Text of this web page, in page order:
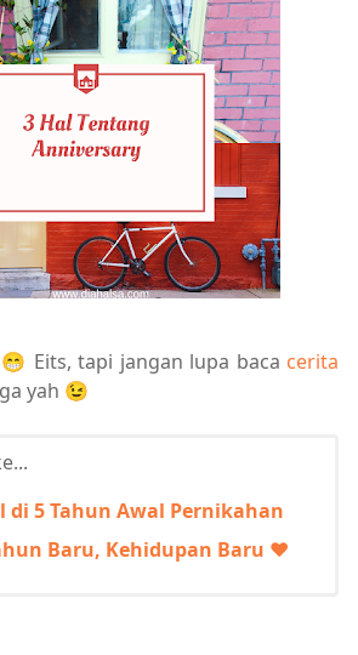
Eits, tapi jangan lupa baca cerita
yah 😉
di 5 Tahun Awal Pernikahan
Baru, Kehidupan Baru ♥